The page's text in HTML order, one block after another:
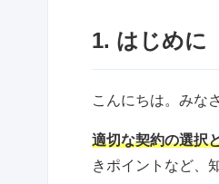
1. はじめに
こんにちは。みな
適切な契約の選択
きポイントなど、